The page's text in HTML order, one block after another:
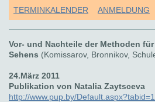
TERMINKALENDER ANMELDUNG
Vor- und Nachteile der Methoden
Sehens (Komissarov, Bronnikov,
24.März 2011
Publikation von Natalia Zaytsceva
http://www.pup.by/